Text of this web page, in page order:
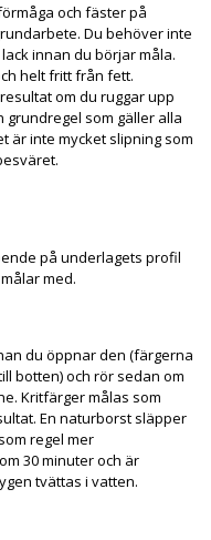
och fäster på
Du behöver inte
innan du börjar måla.
helt fritt från fett.
om du ruggar upp
som gäller alla
är inte mycket slipning som
på underlagets profil
med.
du öppnar den (färgerna
botten) och rör sedan om
Kritfärger målas som
En naturborst släpper
regel mer
30 minuter och är
tvättas i vatten.